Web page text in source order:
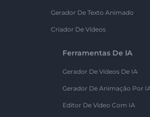
Gerador De Texto Animado
Criador De Vídeos
Ferramentas De IA
Gerador De Vídeos De IA
Gerador De Animação Por
Editor De Vídeo Com IA